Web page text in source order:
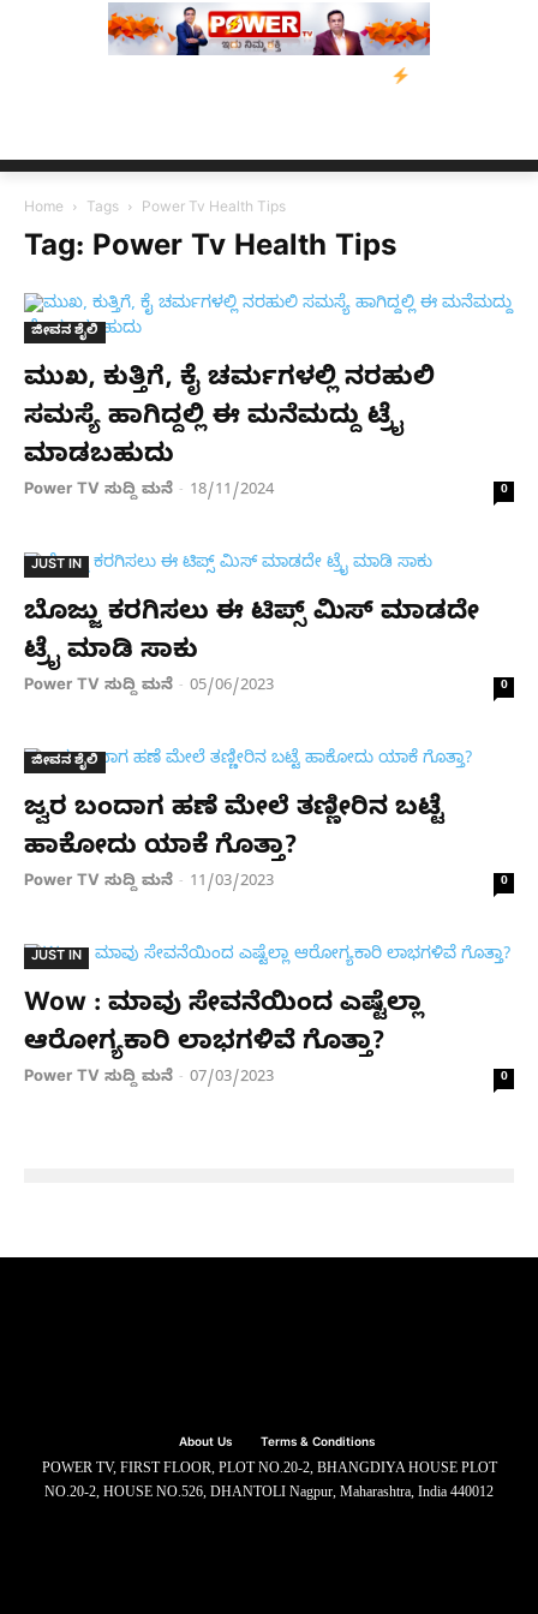
ಬೀರೇನ್ ಸಿಂಗ್
Home Tags Power Tv Health Tips
Tag: Power Tv Health Tips
ಜೀವನ ಶೈಲಿ
ಮುಖ, ಕುತ್ತಿಗೆ, ಕೈ ಚರ್ಮಗಳಲ್ಲಿ ನರಹುಲಿ
ಸಮಸ್ಯೆ ಹಾಗಿದ್ದಲ್ಲಿ ಈ ಮನೆಮದ್ದು ಟ್ರೈ
ಮಾಡಬಹುದು
Power TV ಸುದ್ದಿ ಮನೆ - 18/11/2024 0
JUST IN
ಬೊಜ್ಜು ಕರಗಿಸಲು ಈ ಟಿಪ್ಸ್ ಮಿಸ್ ಮಾಡದೇ
ಟ್ರೈ ಮಾಡಿ ಸಾಕು
Power TV ಸುದ್ದಿ ಮನೆ - 05/06/2023 0
ಜೀವನ ಶೈಲಿ
ಜ್ವರ ಬಂದಾಗ ಹಣೆ ಮೇಲೆ ತಣ್ಣೀರಿನ ಬಟ್ಟೆ
ಹಾಕೋದು ಯಾಕೆ ಗೊತ್ತಾ?
Power TV ಸುದ್ದಿ ಮನೆ - 11/03/2023 0
JUST IN
Wow : ಮಾವು ಸೇವನೆಯಿಂದ ಎಷ್ಟೆಲ್ಲಾ
ಆರೋಗ್ಯಕಾರಿ ಲಾಭಗಳಿವೆ ಗೊತ್ತಾ?
Power TV ಸುದ್ದಿ ಮನೆ - 07/03/2023 0
About Us Terms & Conditions
POWER TV, FIRST FLOOR, PLOT NO.20-2, BHANGDIYA HOUSE PLOT
NO.20-2, HOUSE NO.526, DHANTOLI Nagpur, Maharashtra, India 440012